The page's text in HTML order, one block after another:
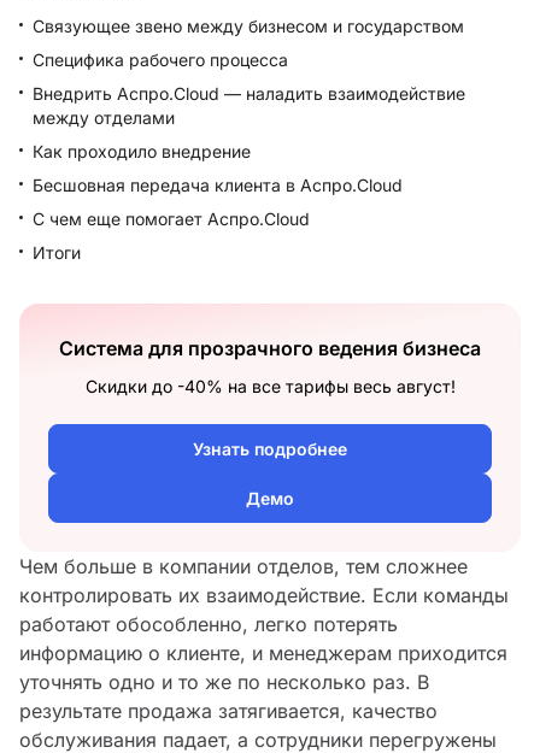
Чем больше в компании отделов, тем сложнее
контролировать их взаимодействие. Если команды
работают обособленно, легко потерять
информацию о клиенте, и менеджерам приходится
уточнять одно и то же по несколько раз. В
результате продажа затягивается, качество
обслуживания падает, а сотрудники перегружены
Связующее звено между бизнесом и государством
Специфика рабочего процесса
Внедрить Аспро.Cloud — наладить взаимодействие
между отделами
Как проходило внедрение
Бесшовная передача клиента в Аспро.Cloud
С чем еще помогает Аспро.Cloud
Итоги
Система для прозрачного ведения бизнеса
Скидки до -40% на все тарифы весь август!
Узнать подробнее
Демо